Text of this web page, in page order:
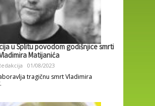
u Splitu povodom godišnjice smrti
Matijanića
01/08/2023
tragičnu smrt Vladimira